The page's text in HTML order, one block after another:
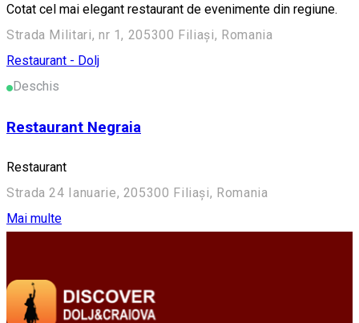
Cotat cel mai elegant restaurant de evenimente din regiune.
Strada Militari, nr 1, 205300 Filiași, Romania
Restaurant - Dolj
Deschis
Restaurant Negraia
Restaurant
Strada 24 Ianuarie, 205300 Filiași, Romania
Mai multe